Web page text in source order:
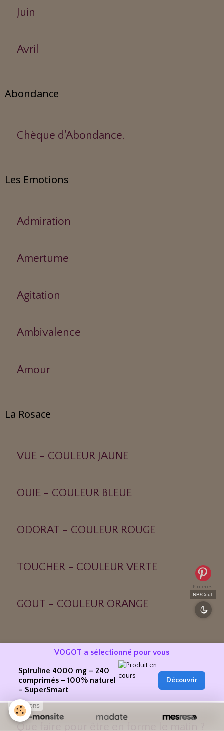
Juin
Avril
Abondance
Chèque d'Abondance.
Les Emotions
Admiration
Amertume
Agitation
Ambivalence
Amour
La Rosace
VUE - COULEUR JAUNE
OUIE - COULEUR BLEUE
ODORAT - COULEUR ROUGE
TOUCHER - COULEUR VERTE
GOUT - COULEUR ORANGE
Trucs et Astuces
Dix trucs pour rester ZEN !!!
Que faire pour être en forme le matin ?
Pinterest
NB/Coul.
VOGOT a sélectionné pour vous
Spiruline 4000 mg – 240
comprimés – 100% naturel
– SuperSmart
Découvrir
SPONSORS